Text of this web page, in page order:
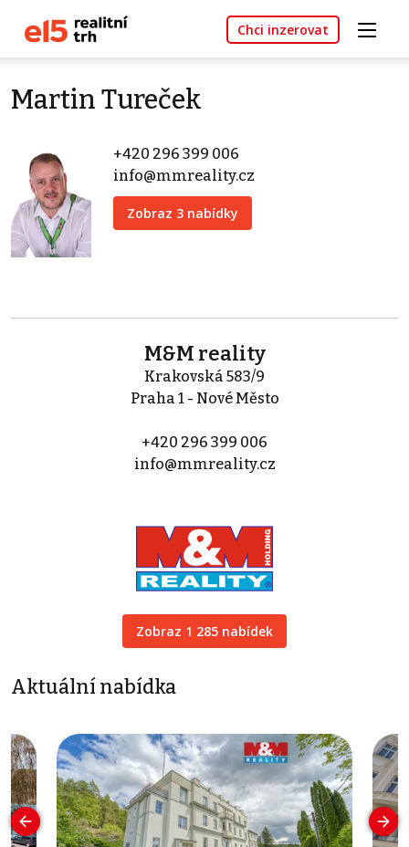
Chci inzerovat
Martin Tureček
+420 296 399 006
info@mmreality.cz
Zobraz 3 nabídky
M&M reality
Krakovská 583/9
Praha 1 - Nové Město
+420 296 399 006
info@mmreality.cz
Zobraz 1 285 nabídek
Aktuální nabídka